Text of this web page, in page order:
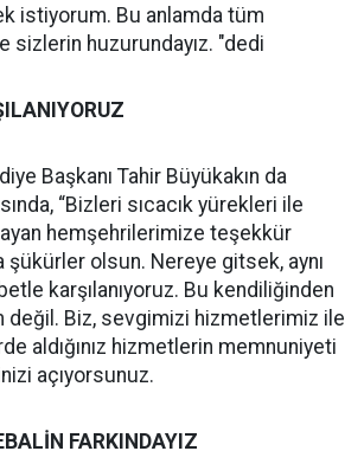
istiyorum. Bu anlamda tüm
sizlerin huzurundayız. "dedi
Başkanı Tahir Büyükakın da
“Bizleri sıcacık yürekleri ile
hemşehrilerimize teşekkür
şükürler olsun. Nereye gitsek, aynı
karşılanıyoruz. Bu kendiliğinden
değil. Biz, sevgimizi hizmetlerimiz ile
aldığınız hizmetlerin memnuniyeti
açıyorsunuz.
FARKINDAYIZ